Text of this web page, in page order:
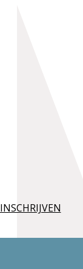
INSCHRIJVEN